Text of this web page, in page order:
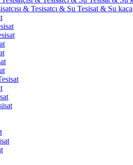
& Tesisatçı & Su Tesisat & Su